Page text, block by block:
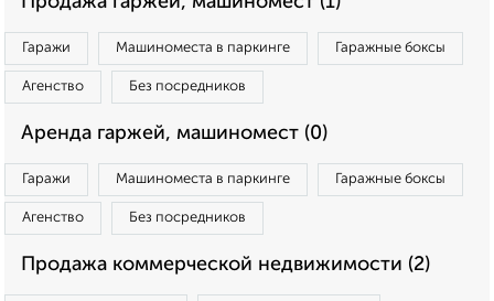
Гаражи Машиноместа в паркинге Гаражные боксы
Агенство Без посредников
Аренда гаржей, машиномест (0)
Гаражи Машиноместа в паркинге Гаражные боксы
Агенство Без посредников
Продажа коммерческой недвижимости (2)